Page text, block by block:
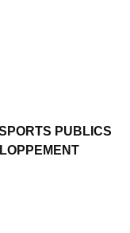
PUBLICS